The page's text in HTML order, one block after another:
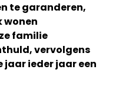
te garanderen,
wonen
familie
vervolgens
jaar ieder jaar een